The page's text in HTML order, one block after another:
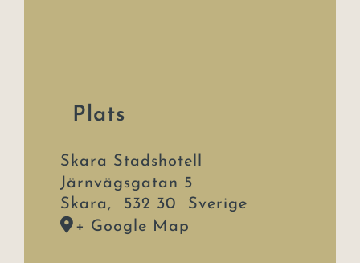
Plats
Skara Stadshotell
Järnvägsgatan 5
Skara, 532 30
Sverige
+ Google Map